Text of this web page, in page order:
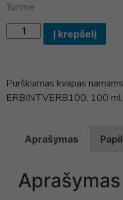
Turime
Į krepšelį
Purškiamas kvapas
ERBINTVERB100, 100 ml
Aprašymas
Aprašymas